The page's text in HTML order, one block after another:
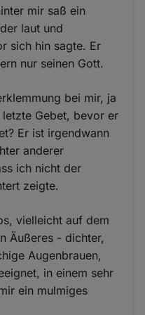
mir saß ein
laut und
sich hin sagte. Er
nur seinen Gott.
bei mir, ja
Gebet, bevor er
Er ist irgendwann
anderer
ich nicht der
zeigte.
vielleicht auf dem
Äußeres - dichter,
Augenbrauen,
in einem sehr
ein mulmiges